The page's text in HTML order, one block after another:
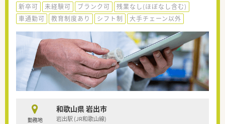
新卒可 未経験可 ブランク可
残業なし(ほぼなし含む)
車通勤可
教育制度あり シフト制 大手チェーン以外
勤務地
和歌山県 岩出市
岩出駅 (JR和歌山線)